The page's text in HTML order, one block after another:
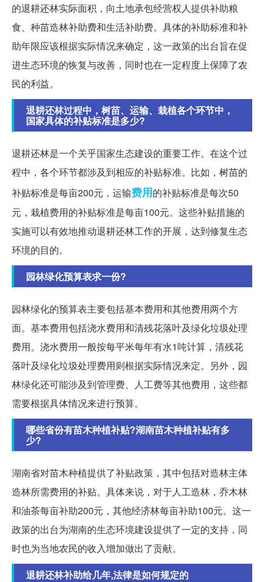
的退耕还林实际面积，向土地承包经营权人提供补助粮
食、种苗造林补助费和生活补助费。具体的补助标准和补
助年限应该根据实际情况来确定，这一政策的出台旨在促
进生态环境的恢复与改善，同时也在一定程度上保障了农
民的利益。
退耕还林过程中，树苗、运输、栽植各个环节中，
国家具体的补贴标准是多少?
退耕还林是一个关乎国家生态建设的重要工作。在这个过
程中，各个环节都涉及到相应的补贴标准。比如，树苗的
补贴标准是每亩200元，运输费用的补贴标准是每次50
元，栽植费用的补贴标准是每亩100元。这些补贴措施的
实施可以有效地推动退耕还林工作的开展，达到修复生态
环境的目的。
园林绿化预算表求一份?
园林绿化的预算表主要包括基本费用和其他费用两个方
面。基本费用包括浇水费用和清残花落叶及绿化垃圾处理
费用。浇水费用一般按每平米每年有水1吨计算，清残花
落叶及绿化垃圾处理费用则根据实际情况来定。另外，园
林绿化还可能涉及到管理费、人工费等其他费用，这些都
需要根据具体情况来进行预算。
哪些省份有苗木种植补贴?湖南苗木种植补贴有多
少?
湖南省对苗木种植提供了补贴政策，其中包括对造林主体
造林所需费用的补贴。具体来说，对于人工造林，乔木林
和油茶每亩补助200元，其他经济林每亩补助100元。这一
政策的出台为湖南的生态环境建设提供了一定的支持，同
时也为当地农民的收入增加做出了贡献。
退耕还林补助给几年,法律是如何规定的